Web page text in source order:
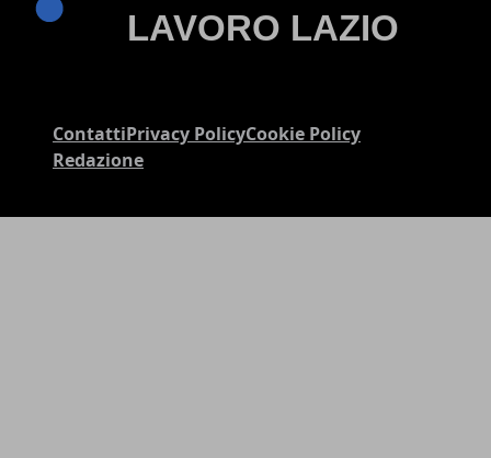
ContattiPrivacy PolicyCookie Policy
Redazione